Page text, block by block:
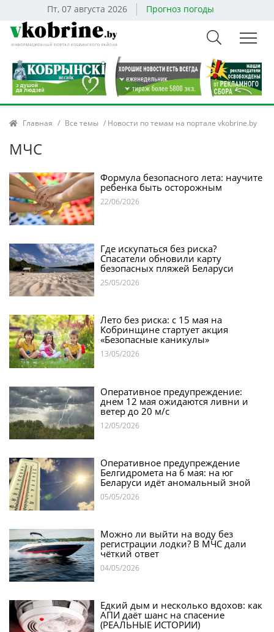
Пт, 07 августа 2026 Прогноз погоды
Главная / Все темы / Новости по темам на портале vkobrine.by
МЧС
22/06/2026
Формула безопасного лета: научите
ребенка быть осторожным
25/05/2026
Где искупаться без риска?
Спасатели обновили карту
безопасных пляжей Беларуси
13/05/2026
Лето без риска: с 15 мая на
Кобринщине стартует акция
«Безопасные каникулы»
12/05/2026
Оперативное предупреждение:
днем 12 мая ожидаются ливни и
ветер до 20 м/с
05/05/2026
Оперативное предупреждение
Белгидромета на 6 мая: на юг
Беларуси идёт аномальный зной
04/05/2026
Можно ли выйти на воду без
регистрации лодки? В МЧС дали
чёткий ответ
Едкий дым и несколько вдохов: как
АПИ даёт шанс на спасение
(РЕАЛЬНЫЕ ИСТОРИИ)